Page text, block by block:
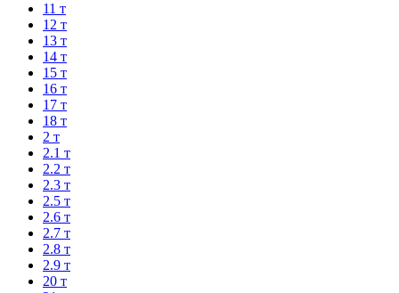
11 т
12 т
13 т
14 т
15 т
16 т
17 т
18 т
2 т
2.1 т
2.2 т
2.3 т
2.5 т
2.6 т
2.7 т
2.8 т
2.9 т
20 т